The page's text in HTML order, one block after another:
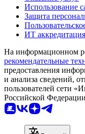
Использование
Защита
ИТ аккредитация
На информационном
рекомендательные
предоставления
и анализа сведений,
пользователей сети
Российской